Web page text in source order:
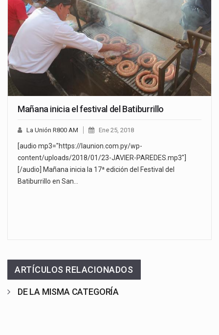
Mañana inicia el festival del Batiburrillo
La Unión R800 AM Ene 25, 2018
[audio mp3="https://launion.com.py/wp-
content/uploads/2018/01/23-JAVIER-PAREDES.mp3"]
[/audio] Mañana inicia la 17ª edición del Festival del
Batiburrillo en San…
ARTÍCULOS RELACIONADOS
DE LA MISMA CATEGORÍA